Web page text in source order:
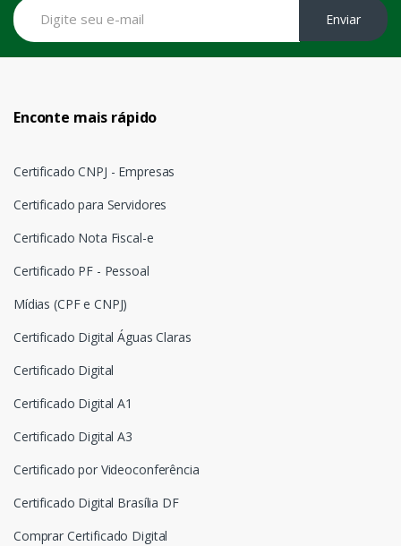
Enviar
Enconte mais rápido
Certificado CNPJ - Empresas
Certificado para Servidores
Certificado Nota Fiscal-e
Certificado PF - Pessoal
Mídias (CPF e CNPJ)
Certificado Digital Águas Claras
Certificado Digital
Certificado Digital A1
Certificado Digital A3
Certificado por Videoconferência
Certificado Digital Brasília DF
Comprar Certificado Digital